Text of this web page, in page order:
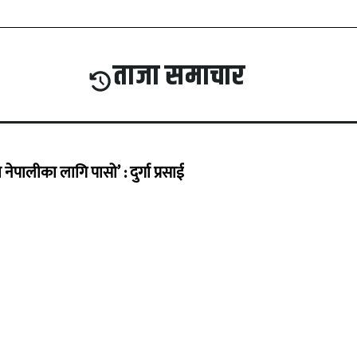
ताजा समाचार
लागि पासो’ : दुर्गा प्रसाई